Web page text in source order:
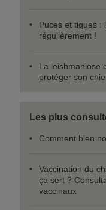
Puces et tiques :
régulièrement !
La leishmaniose
protéger son
Les plus
Comment bien
Vaccination du
ça sert ?
vaccinaux